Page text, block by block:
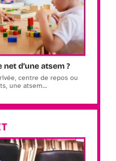
d’une atsem ?
centre de repos ou
une atsem…